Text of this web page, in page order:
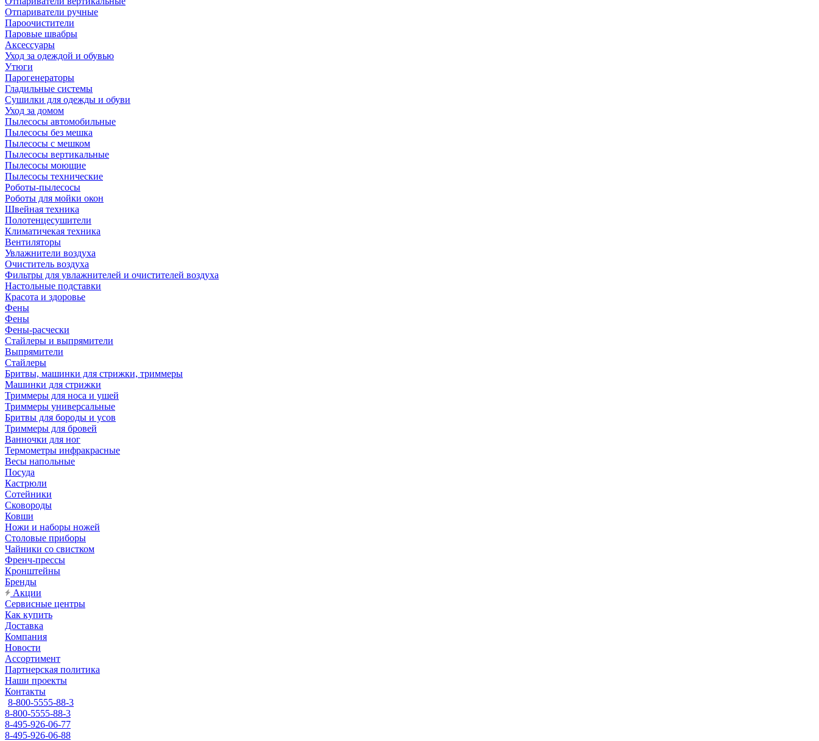
Отпариватели ручные
Пароочистители
Паровые швабры
Аксессуары
Уход за одеждой и обувью
Утюги
Парогенераторы
Гладильные системы
Сушилки для одежды и обуви
Уход за домом
Пылесосы автомобильные
Пылесосы без мешка
Пылесосы с мешком
Пылесосы вертикальные
Пылесосы моющие
Пылесосы технические
Роботы-пылесосы
Роботы для мойки окон
Швейная техника
Полотенцесушители
Климатичекая техника
Вентиляторы
Увлажнители воздуха
Очиститель воздуха
Фильтры для увлажнителей и очистителей воздуха
Настольные подставки
Красота и здоровье
Фены
Фены
Фены-расчески
Стайлеры и выпрямители
Выпрямители
Стайлеры
Бритвы, машинки для стрижки, триммеры
Машинки для стрижки
Триммеры для носа и ушей
Триммеры универсальные
Бритвы для бороды и усов
Триммеры для бровей
Ванночки для ног
Термометры инфракрасные
Весы напольные
Посуда
Кастрюли
Сотейники
Сковороды
Ковши
Ножи и наборы ножей
Столовые приборы
Чайники со свистком
Френч-прессы
Кронштейны
Бренды
Акции
Сервисные центры
Как купить
Доставка
Компания
Новости
Ассортимент
Партнерская политика
Наши проекты
Контакты
8-800-5555-88-3
8-800-5555-88-3
8-495-926-06-77
8-495-926-06-88